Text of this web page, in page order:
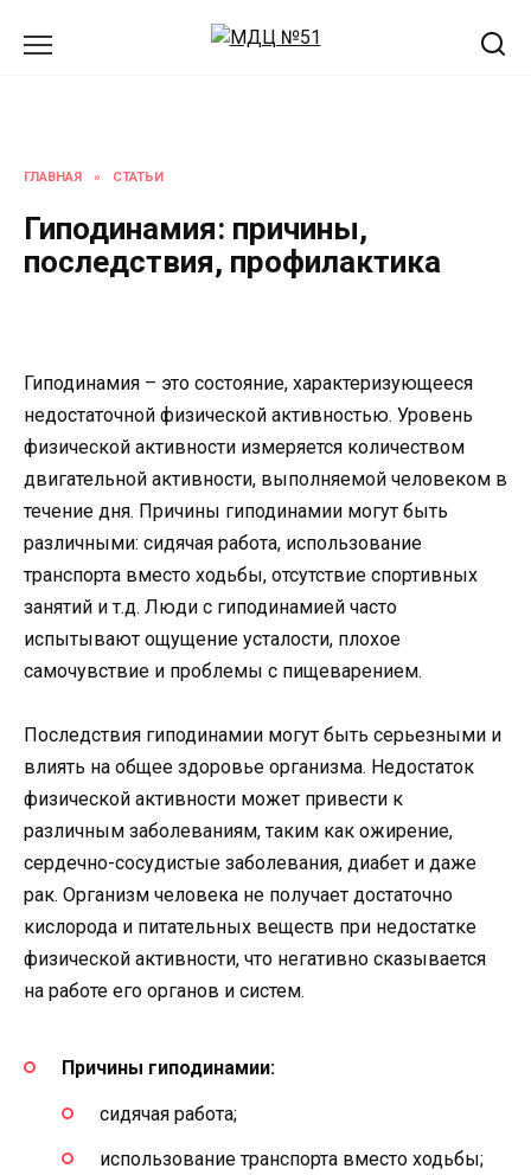
ГЛАВНАЯ » СТАТЬИ
Гиподинамия: причины,
последствия, профилактика
Гиподинамия – это состояние, характеризующееся
недостаточной физической активностью. Уровень
физической активности измеряется количеством
двигательной активности, выполняемой человеком в
течение дня. Причины гиподинамии могут быть
различными: сидячая работа, использование
транспорта вместо ходьбы, отсутствие спортивных
занятий и т.д. Люди с гиподинамией часто
испытывают ощущение усталости, плохое
самочувствие и проблемы с пищеварением.
Последствия гиподинамии могут быть серьезными и
влиять на общее здоровье организма. Недостаток
физической активности может привести к
различным заболеваниям, таким как ожирение,
сердечно-сосудистые заболевания, диабет и даже
рак. Организм человека не получает достаточно
кислорода и питательных веществ при недостатке
физической активности, что негативно сказывается
на работе его органов и систем.
Причины гиподинамии:
сидячая работа;
использование транспорта вместо ходьбы;